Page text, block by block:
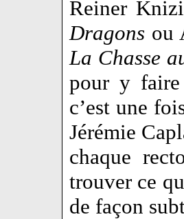
Reiner
Dragons ou
La Chasse
pour y
c’est une
Jérémie
chaque
trouver ce
de façon